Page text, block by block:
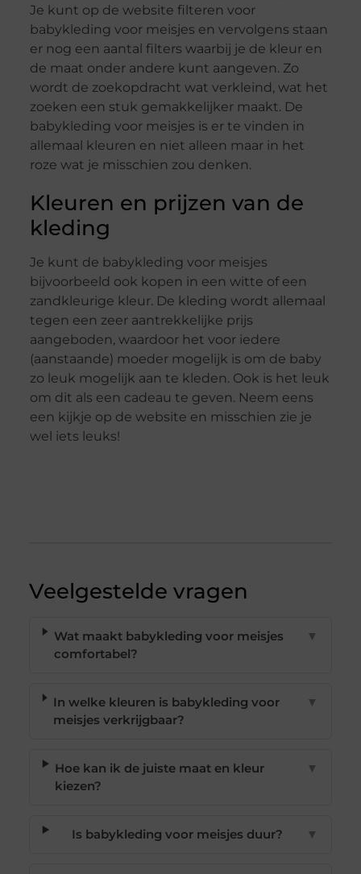
Je kunt op de website filteren voor
babykleding voor meisjes en vervolgens staan
er nog een aantal filters waarbij je de kleur en
de maat onder andere kunt aangeven. Zo
wordt de zoekopdracht wat verkleind, wat het
zoeken een stuk gemakkelijker maakt. De
babykleding voor meisjes is er te vinden in
allemaal kleuren en niet alleen maar in het
roze wat je misschien zou denken.
Kleuren en prijzen van de
kleding
Je kunt de babykleding voor meisjes
bijvoorbeeld ook kopen in een witte of een
zandkleurige kleur. De kleding wordt allemaal
tegen een zeer aantrekkelijke prijs
aangeboden, waardoor het voor iedere
(aanstaande) moeder mogelijk is om de baby
zo leuk mogelijk aan te kleden. Ook is het leuk
om dit als een cadeau te geven. Neem eens
een kijkje op de website en misschien zie je
wel iets leuks!
Veelgestelde vragen
Wat maakt babykleding voor meisjes
comfortabel?
▼
In welke kleuren is babykleding voor
meisjes verkrijgbaar?
▼
Hoe kan ik de juiste maat en kleur
kiezen?
▼
Is babykleding voor meisjes duur? ▼